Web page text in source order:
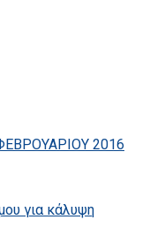
2016
για κάλυψη